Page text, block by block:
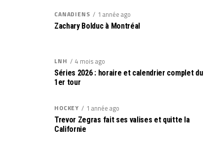
CANADIENS 1 année ago
Zachary Bolduc à Montréal
LNH 4 mois ago
Séries 2026 : horaire et calendrier complet du
1er tour
HOCKEY 1 année ago
Trevor Zegras fait ses valises et quitte la
Californie